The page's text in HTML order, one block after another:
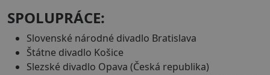
SPOLUPRÁCE:
Slovenské národné divadlo Bratislava
Štátne divadlo Košice
Slezské divadlo Opava (Česká republika)